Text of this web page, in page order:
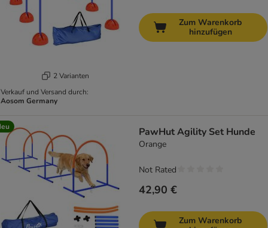
2 Varianten
Verkauf und Versand durch:
Aosom Germany
Zum Warenkorb
hinzufügen
PawHut Agility Set Hunde
Orange
42,90 €
Not Rated
Zum Warenkorb